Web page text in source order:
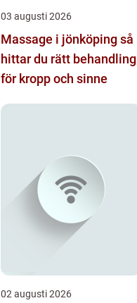
03 augusti 2026
Massage i jönköping så
hittar du rätt behandling
för kropp och sinne
02 augusti 2026